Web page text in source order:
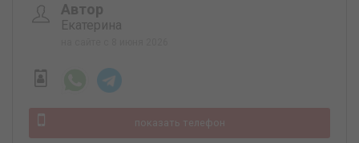
Автор
Екатерина
показать телефон